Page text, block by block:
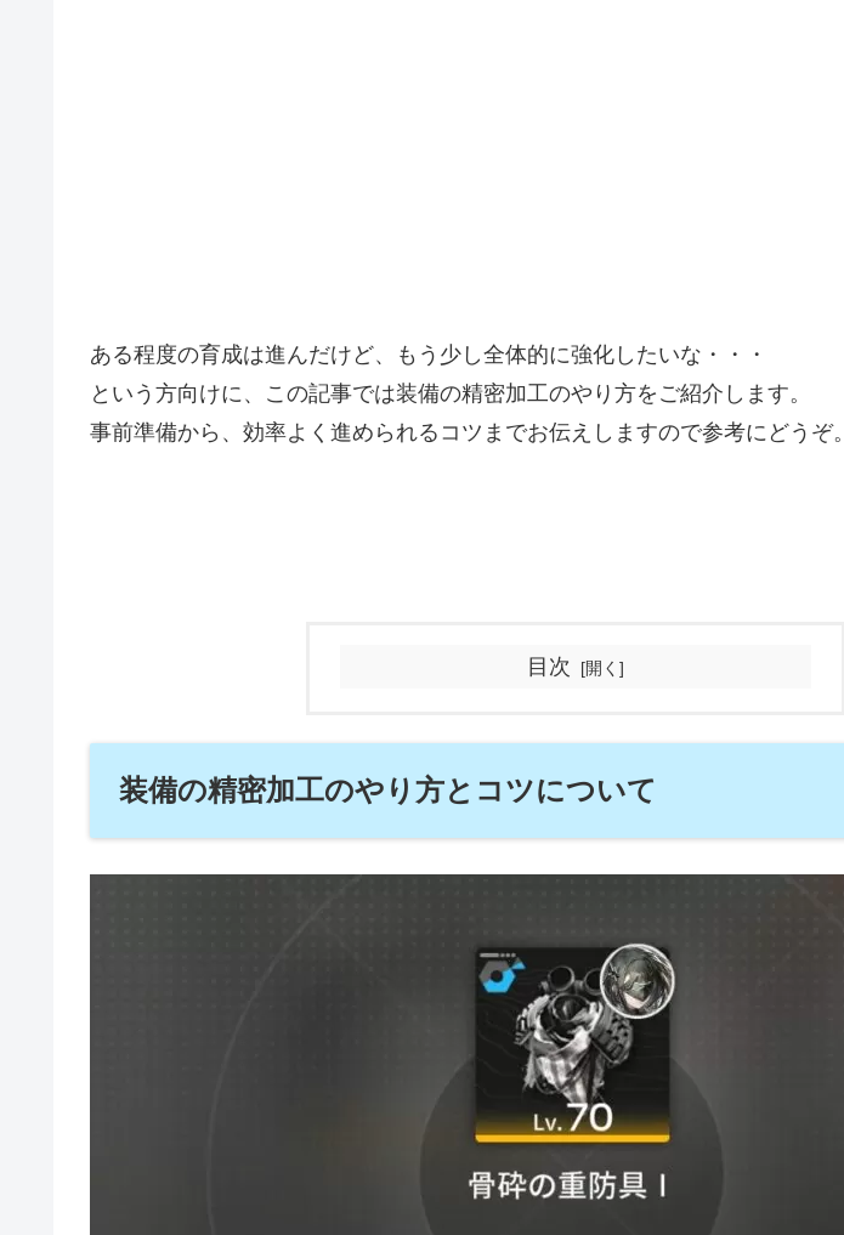
ある程度の育成は進んだけど、もう少し全体的に強化したいな・・・
という方向けに、この記事では装備の精密加工のやり方をご紹介します。
事前準備から、効率よく進められるコツまでお伝えしますので参考にどうぞ。
目次
装備の精密加工のやり方とコツについて